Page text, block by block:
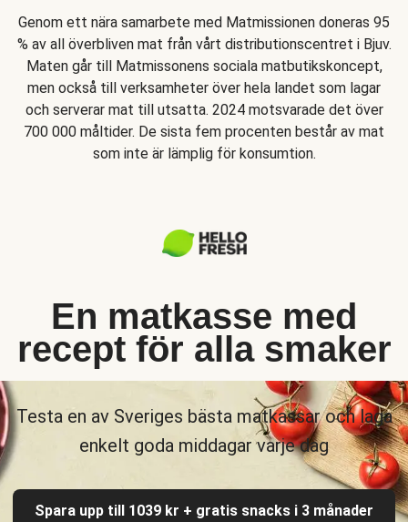
Genom ett nära samarbete med Matmissionen doneras 95
% av all överbliven mat från vårt distributionscentret i Bjuv.
Maten går till Matmissonens sociala matbutikskoncept,
men också till verksamheter över hela landet som lagar
och serverar mat till utsatta. 2024 motsvarade det över
700 000 måltider. De sista fem procenten består av mat
som inte är lämplig för konsumtion.
En matkasse med
recept för alla smaker
Testa en av Sveriges bästa matkassar och laga
enkelt goda middagar varje dag
Spara upp till 1039 kr + gratis snacks i 3 månader